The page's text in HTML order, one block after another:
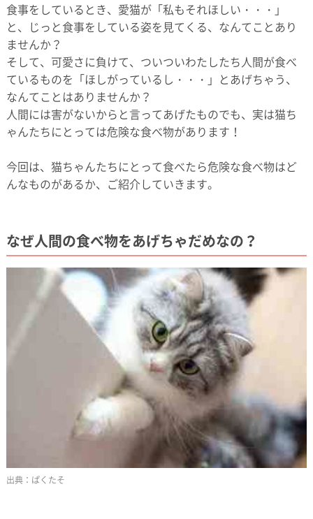
食事をしているとき、愛猫が「私もそれほしい・・・」
と、じっと食事をしている姿を見てくる、なんてことあり
ませんか？
そして、可愛さに負けて、ついついわたしたち人間が食べ
ているものを「ほしがっているし・・・」とあげちゃう、
なんてことはありませんか？
人間には害がないからと言ってあげたものでも、実は猫ち
ゃんたちにとっては危険な食べ物があります！
今回は、猫ちゃんたちにとって食べたら危険な食べ物はど
んなものがあるか、ご紹介していきます。
なぜ人間の食べ物をあげちゃだめなの？
ぱくたそ